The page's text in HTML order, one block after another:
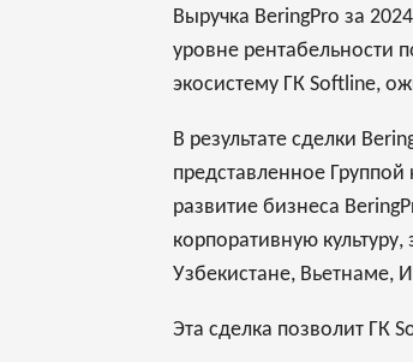
Выручка BeringPro за
уровне рентабельности
экосистему ГК Softline,
В результате сделки
представленное
развитие бизнеса
корпоративную
Узбекистане, Вьетнаме,
Эта сделка позволит ГК